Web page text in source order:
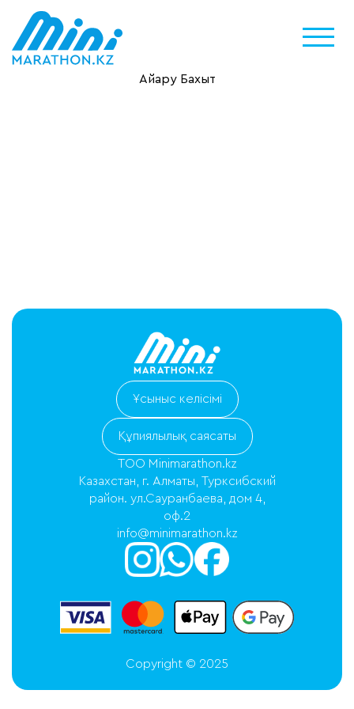
Айару Бахыт
Ұсыныс келісімі
Құпиялылық саясаты
ТОО Minimarathon.kz
Казахстан, г. Алматы, Турксибский
район. ул.Сауранбаева, дом 4,
оф.2
info@minimarathon.kz
Copyright © 2025